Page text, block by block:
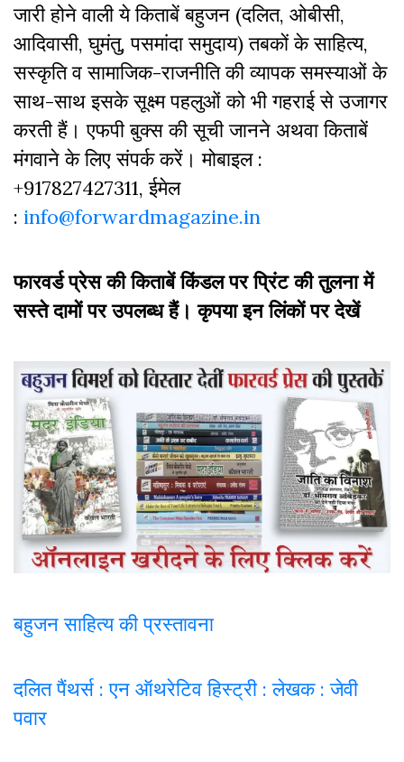
जारी होने वाली ये किताबें बहुजन (दलित, ओबीसी,
आदिवासी, घुमंतु, पसमांदा समुदाय) तबकों के साहित्‍य,
सस्‍क‍ृति व सामाजिक-राजनीति की व्‍यापक समस्‍याओं के
साथ-साथ इसके सूक्ष्म पहलुओं को भी गहराई से उजागर
करती हैं। एफपी बुक्‍स की सूची जानने अथवा किताबें
मंगवाने के लिए संपर्क करें। मोबाइल :
+917827427311, ईमेल
: info@forwardmagazine.in
फारवर्ड प्रेस की किताबें किंडल पर प्रिंट की तुलना में
सस्ते दामों पर उपलब्ध हैं। कृपया इन लिंकों पर देखें
बहुजन साहित्य की प्रस्तावना
दलित पैंथर्स : एन ऑथरेटिव हिस्ट्री : लेखक : जेवी
पवार